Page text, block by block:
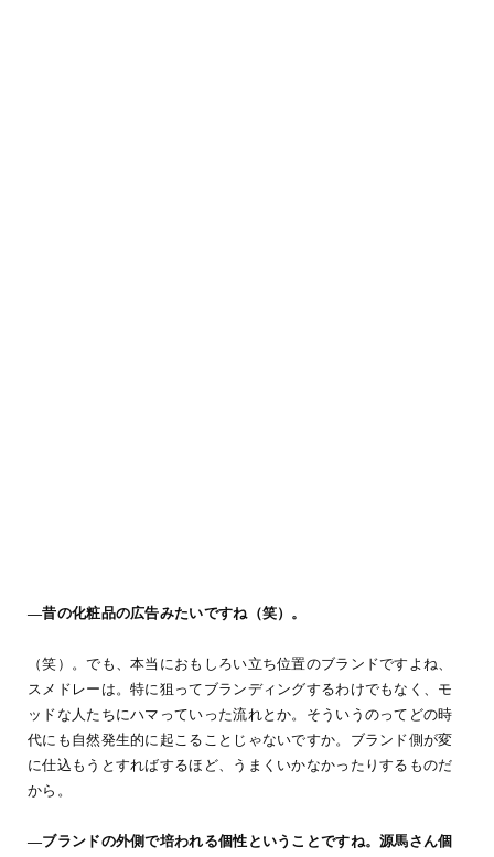
―昔の化粧品の広告みたいですね（笑）。
（笑）。でも、本当におもしろい立ち位置のブランドですよね、
スメドレーは。特に狙ってブランディングするわけでもなく、モ
ッドな人たちにハマっていった流れとか。そういうのってどの時
代にも自然発生的に起こることじゃないですか。ブランド側が変
に仕込もうとすればするほど、うまくいかなかったりするものだ
から。
―ブランドの外側で培われる個性ということですね。源馬さん個